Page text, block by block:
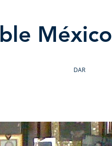
México
DAR